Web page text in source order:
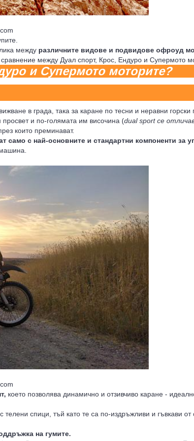
между различните видове и подвидове офроуд
между Дуал спорт, Крос, Ендуро и Супермото
и Супермото моторите?
в града, така за каране по тесни и неравни горски
просвет и по-голямата им височина (dual sport се
които преминават.
само с най-основните и стандартни компоненти за
което позволява динамично и отзивчиво каране -
спици, тъй като те са по-издръжливи и гъвкави от
на гумите.